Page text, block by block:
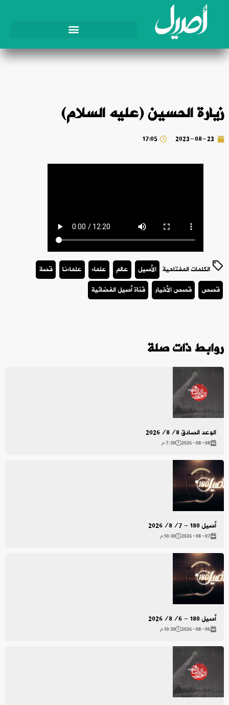
زيارة الحسين (عليه السلام)
2023-08-23
17:05
الكلمات المفتاحية الأصيل عالم علماء علماءنا
قصة
قصص
قصص الأخيار قناة أصيل الفضائية
روابط ذات صلة
الوعد الصادق 2026/8/8
2026-08-08 7:30 م
أصيل 180 - 2026/8/7
2026-08-07 10:30 م
أصيل 180 - 2026/8/6
2026-08-06 10:30 م